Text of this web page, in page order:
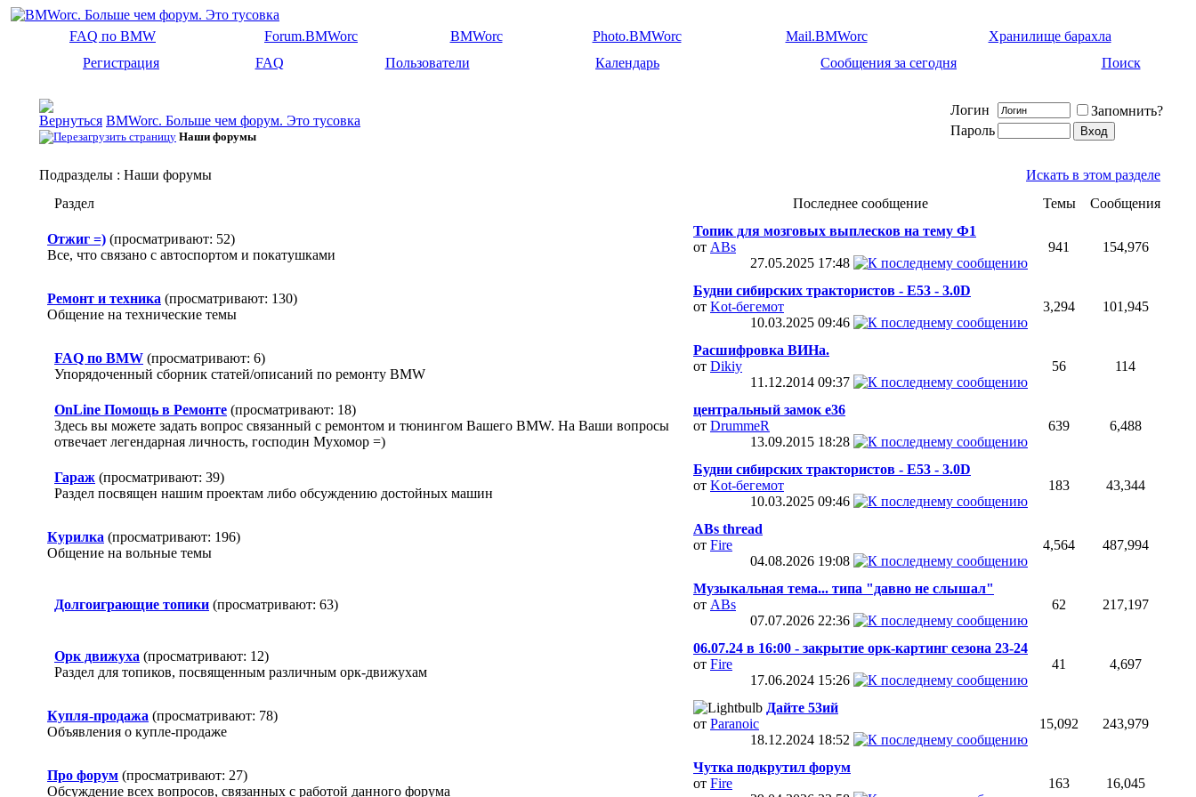
FAQ по BMW Forum.BMWorc BMWorc Photo.BMWorc Mail.BMWorc
Хранилище барахла
Регистрация
FAQ Пользователи Календарь Сообщения за сегодня Поиск
BMWorc. Больше чем форум. Это тусовка
Наши форумы
Логин
Запомнить?
Пароль
Подразделы : Наши форумы
Искать в этом разделе
Раздел
Последнее сообщение Темы Сообщения
Отжиг =) (просматривают: 52)
Все, что связано с автоспортом и покатушками
Топик для мозговых выплесков на тему Ф1
от ABs
27.05.2025 17:48
941 154,976
Ремонт и техника (просматривают: 130)
Общение на технические темы
Будни сибирских трактористов - Е53 - 3.0D
от Kot-бегемот
10.03.2025 09:46
3,294 101,945
FAQ по BMW (просматривают: 6)
Упорядоченный сборник статей/описаний по ремонту BMW
Расшифровка ВИНа.
от Dikiy
11.12.2014 09:37
56 114
OnLine Помощь в Ремонте (просматривают: 18)
Здесь вы можете задать вопрос связанный с ремонтом и тюнингом Вашего BMW. На Ваши вопросы
отвечает легендарная личность, господин Мухомор =)
центральный замок е36
от DrummeR
13.09.2015 18:28
639 6,488
Гараж (просматривают: 39)
Раздел посвящен нашим проектам либо обсуждению достойных машин
Будни сибирских трактористов - Е53 - 3.0D
от Kot-бегемот
10.03.2025 09:46
183 43,344
Курилка (просматривают: 196)
Общение на вольные темы
ABs thread
от Fire
04.08.2026 19:08
4,564 487,994
Долгоиграющие топики (просматривают: 63)
Музыкальная тема... типа "давно не слышал"
от ABs
07.07.2026 22:36
62 217,197
Орк движуха (просматривают: 12)
Раздел для топиков, посвященным различным орк-движухам
06.07.24 в 16:00 - закрытие орк-картинг сезона 23-24
от Fire
17.06.2024 15:26
41 4,697
Купля-продажа (просматривают: 78)
Объявления о купле-продаже
Дайте 53ий
от Paranoic
18.12.2024 18:52
15,092 243,979
Про форум (просматривают: 27)
Обсуждение всех вопросов, связанных с работой данного форума
Чутка подкрутил форум
от Fire
163 16,045